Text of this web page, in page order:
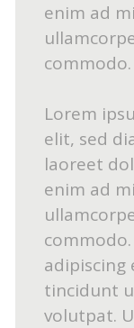
enim ad
commodo.
Lorem
elit, sed
laoreet
enim ad
adipiscing
tincidunt
volutpat.